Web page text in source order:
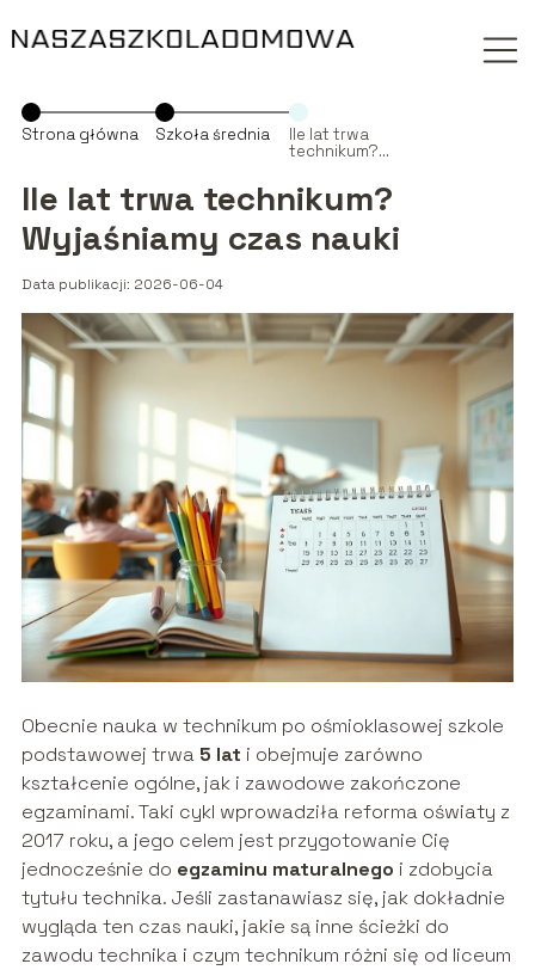
Strona główna Szkoła średnia
Ile lat trwa
technikum?
czas nauki
Ile lat trwa technikum?
Wyjaśniamy czas nauki
Data publikacji: 2026-06-04
Obecnie nauka w technikum po ośmioklasowej szkole
podstawowej trwa 5 lat i obejmuje zarówno
kształcenie ogólne, jak i zawodowe zakończone
egzaminami. Taki cykl wprowadziła reforma oświaty z
2017 roku, a jego celem jest przygotowanie Cię
jednocześnie do egzaminu maturalnego i zdobycia
tytułu technika. Jeśli zastanawiasz się, jak dokładnie
wygląda ten czas nauki, jakie są inne ścieżki do
zawodu technika i czym technikum różni się od liceum